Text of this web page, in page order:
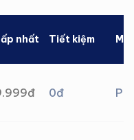
nhất Tiết kiệm
0đ